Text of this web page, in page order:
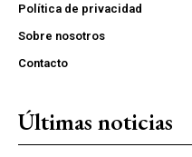
Política de privacidad
Sobre nosotros
Contacto
Últimas noticias